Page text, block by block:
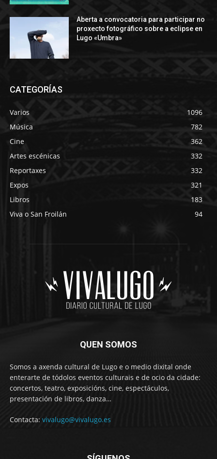
Aberta a convocatoria para participar no
proxecto fotográfico sobre a eclipse en
Lugo «Umbra»
CATEGORÍAS
Varios
1096
Música
782
Cine
362
Artes escénicas
332
Reportaxes
332
Expos
321
Libros
183
Viva o San Froilán
94
QUEN SOMOS
Somos a axenda cultural de Lugo e o medio dixital onde
enterarte de tódolos eventos culturais e de ocio da cidade:
concertos, teatro, exposicións, cine, espectáculos,
presentación de libros, danza…
Contacta: vivalugo@vivalugo.es